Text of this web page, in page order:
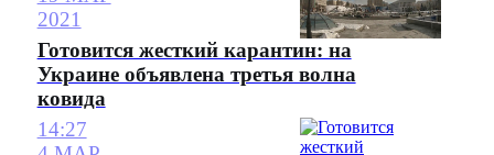
2021
Готовится жесткий карантин: на
Украине объявлена третья волна
ковида
14:27